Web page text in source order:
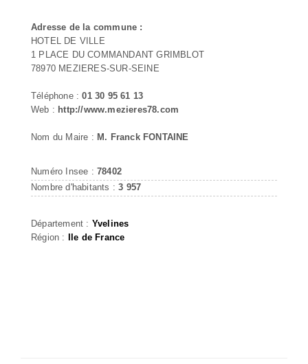
Adresse de la commune :
HOTEL DE VILLE
1 PLACE DU COMMANDANT GRIMBLOT
78970 MEZIERES-SUR-SEINE
Téléphone :01 30 95 61 13
Web : http://www.mezieres78.com
Nom du Maire : M. Franck FONTAINE
Numéro Insee : 78402
Nombre d'habitants :3 957
Département : Yvelines
Région : Ile de France